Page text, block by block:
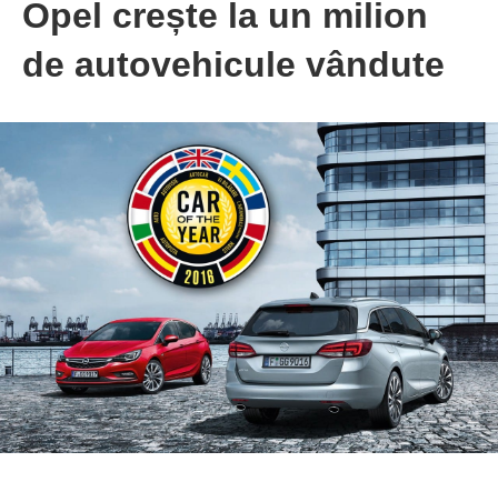
Opel crește la un milion
de autovehicule vândute